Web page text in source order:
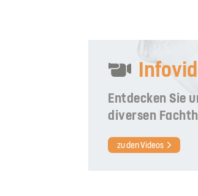
Entdecken Sie
diversen
zu den Videos